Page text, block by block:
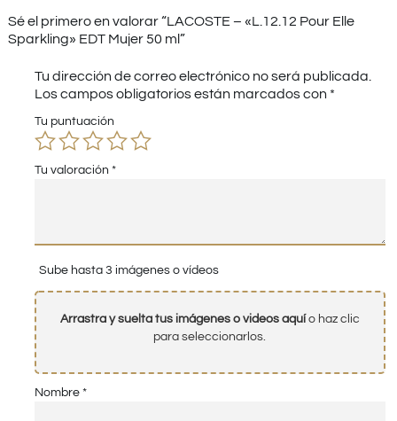
Sé el primero en valorar “LACOSTE – «L.12.12 Pour Elle
Sparkling» EDT Mujer 50 ml”
Tu dirección de correo electrónico no será publicada.
Los campos obligatorios están marcados con *
Tu puntuación
Tu valoración *
Sube hasta 3 imágenes o vídeos
Arrastra y suelta tus imágenes o videos aquío haz clic
para seleccionarlos.
Nombre *